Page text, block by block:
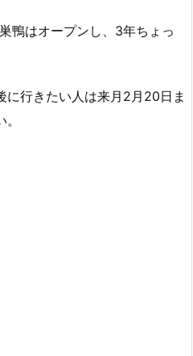
鴨はオープンし、3年ちょっ
に行きたい人は来月2月20日ま